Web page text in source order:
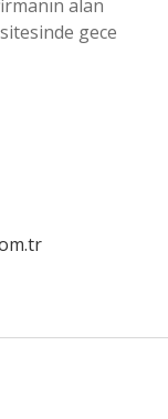
alan
sitesinde gece